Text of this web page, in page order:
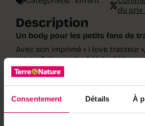
Consentement Détails À
du prix
Description
Un body pour les petits fans de
Avec son imprimé « I love tracteur
est parfait pour les bébés déjà
campagne. Confortable et facile à
accompagnera les tout-petits
avec une touche d’humour. Une
signée KidzStickers.
Taille :9 mois